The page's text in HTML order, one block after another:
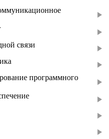
связи
программного